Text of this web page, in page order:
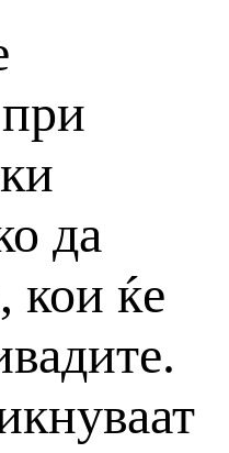
да
кои ќе